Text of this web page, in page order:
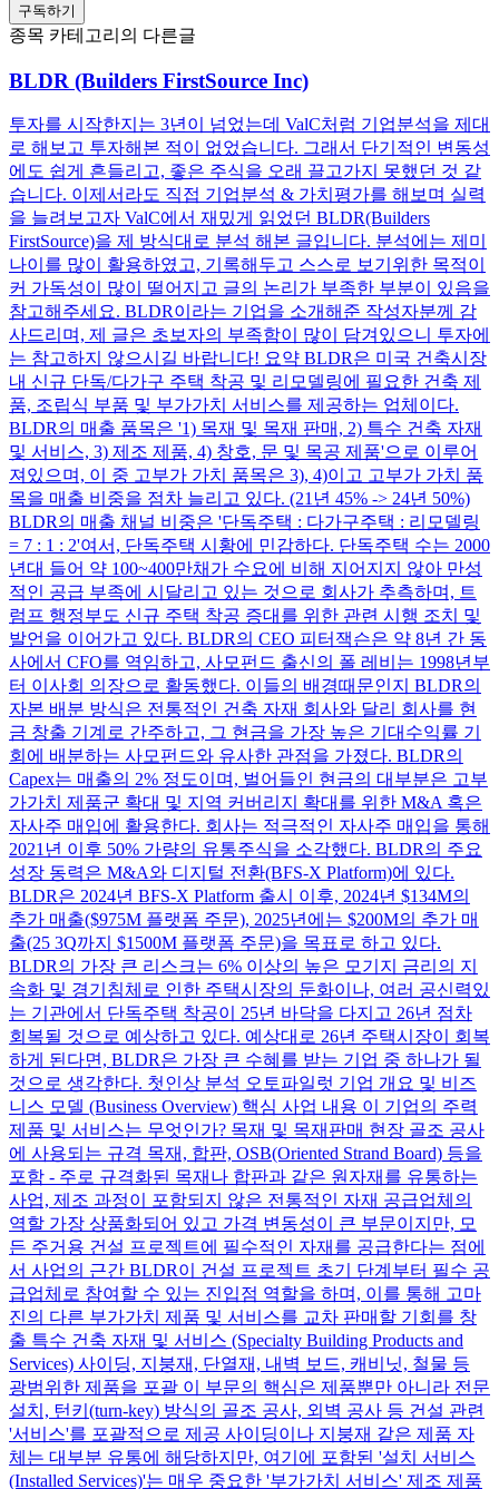
구독하기
종목 카테고리의 다른글
BLDR (Builders FirstSource Inc)
투자를 시작한지는 3년이 넘었는데 ValC처럼 기업분석을 제대
로 해보고 투자해본 적이 없었습니다. 그래서 단기적인 변동성
에도 쉽게 흔들리고, 좋은 주식을 오래 끌고가지 못했던 것 같
습니다. 이제서라도 직접 기업분석 & 가치평가를 해보며 실력
을 늘려보고자 ValC에서 재밌게 읽었던 BLDR(Builders
FirstSource)을 제 방식대로 분석 해본 글입니다. 분석에는 제미
나이를 많이 활용하였고, 기록해두고 스스로 보기위한 목적이
커 가독성이 많이 떨어지고 글의 논리가 부족한 부분이 있음을
참고해주세요. BLDR이라는 기업을 소개해준 작성자분께 감
사드리며, 제 글은 초보자의 부족함이 많이 담겨있으니 투자에
는 참고하지 않으시길 바랍니다! 요약 BLDR은 미국 건축시장
내 신규 단독/다가구 주택 착공 및 리모델링에 필요한 건축 제
품, 조립식 부품 및 부가가치 서비스를 제공하는 업체이다.
BLDR의 매출 품목은 '1) 목재 및 목재 판매, 2) 특수 건축 자재
및 서비스, 3) 제조 제품, 4) 창호, 문 및 목공 제품'으로 이루어
져있으며, 이 중 고부가 가치 품목은 3), 4)이고 고부가 가치 품
목을 매출 비중을 점차 늘리고 있다. (21년 45% -> 24년 50%)
BLDR의 매출 채널 비중은 '단독주택 : 다가구주택 : 리모델링
= 7 : 1 : 2'여서, 단독주택 시황에 민감하다. 단독주택 수는 2000
년대 들어 약 100~400만채가 수요에 비해 지어지지 않아 만성
적인 공급 부족에 시달리고 있는 것으로 회사가 추측하며, 트
럼프 행정부도 신규 주택 착공 증대를 위한 관련 시행 조치 및
발언을 이어가고 있다. BLDR의 CEO 피터잭슨은 약 8년 간 동
사에서 CFO를 역임하고, 사모펀드 출신의 폴 레비는 1998년부
터 이사회 의장으로 활동했다. 이들의 배경때문인지 BLDR의
자본 배분 방식은 전통적인 건축 자재 회사와 달리 회사를 현
금 창출 기계로 간주하고, 그 현금을 가장 높은 기대수익률 기
회에 배분하는 사모펀드와 유사한 관점을 가졌다. BLDR의
Capex는 매출의 2% 정도이며, 벌어들인 현금의 대부분은 고부
가가치 제품군 확대 및 지역 커버리지 확대를 위한 M&A 혹은
자사주 매입에 활용한다. 회사는 적극적인 자사주 매입을 통해
2021년 이후 50% 가량의 유통주식을 소각했다. BLDR의 주요
성장 동력은 M&A와 디지털 전환(BFS-X Platform)에 있다.
BLDR은 2024년 BFS-X Platform 출시 이후, 2024년 $134M의
추가 매출($975M 플랫폼 주문), 2025년에는 $200M의 추가 매
출(25 3Q까지 $1500M 플랫폼 주문)을 목표로 하고 있다.
BLDR의 가장 큰 리스크는 6% 이상의 높은 모기지 금리의 지
속화 및 경기침체로 인한 주택시장의 둔화이나, 여러 공신력있
는 기관에서 단독주택 착공이 25년 바닥을 다지고 26년 점차
회복될 것으로 예상하고 있다. 예상대로 26년 주택시장이 회복
하게 된다면, BLDR은 가장 큰 수혜를 받는 기업 중 하나가 될
것으로 생각한다. 첫인상 분석 오토파일럿 기업 개요 및 비즈
니스 모델 (Business Overview) 핵심 사업 내용 이 기업의 주력
제품 및 서비스는 무엇인가? 목재 및 목재판매 현장 골조 공사
에 사용되는 규격 목재, 합판, OSB(Oriented Strand Board) 등을
포함 - 주로 규격화된 목재나 합판과 같은 원자재를 유통하는
사업, 제조 과정이 포함되지 않은 전통적인 자재 공급업체의
역할 가장 상품화되어 있고 가격 변동성이 큰 부문이지만, 모
든 주거용 건설 프로젝트에 필수적인 자재를 공급한다는 점에
서 사업의 근간 BLDR이 건설 프로젝트 초기 단계부터 필수 공
급업체로 참여할 수 있는 진입점 역할을 하며, 이를 통해 고마
진의 다른 부가가치 제품 및 서비스를 교차 판매할 기회를 창
출 특수 건축 자재 및 서비스 (Specialty Building Products and
Services) 사이딩, 지붕재, 단열재, 내벽 보드, 캐비닛, 철물 등
광범위한 제품을 포괄 이 부문의 핵심은 제품뿐만 아니라 전문
설치, 턴키(turn-key) 방식의 골조 공사, 외벽 공사 등 건설 관련
'서비스'를 포괄적으로 제공 사이딩이나 지붕재 같은 제품 자
체는 대부분 유통에 해당하지만, 여기에 포함된 '설치 서비스
(Installed Services)'는 매우 중요한 '부가가치 서비스' 제조 제품